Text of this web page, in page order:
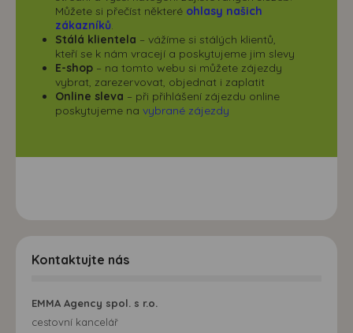
Můžete si přečíst některé ohlasy našich
zákazníků
Stálá klientela – vážíme si stálých klientů,
kteří se k nám vracejí a poskytujeme jim slevy
E-shop – na tomto webu si můžete zájezdy
vybrat, zarezervovat, objednat i zaplatit
Online sleva – při přihlášení zájezdu online
poskytujeme na vybrané zájezdy
Kontaktujte nás
EMMA Agency spol. s r.o.
cestovní kancelář